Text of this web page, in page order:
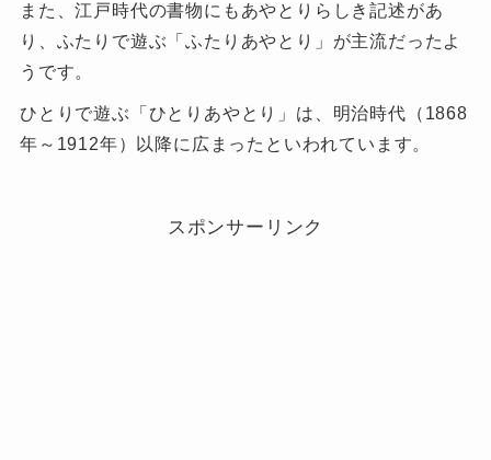
また、江戸時代の書物にもあやとりらしき記述があ
り、ふたりで遊ぶ「ふたりあやとり」が主流だったよ
うです。
ひとりで遊ぶ「ひとりあやとり」は、明治時代（ 1868
年～ 1912年）以降に広まったといわれています。
スポンサーリンク